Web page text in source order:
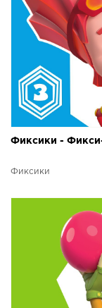
Фиксики -
Фиксики